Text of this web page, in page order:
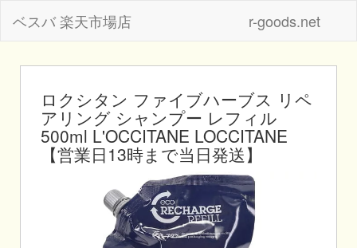
ベスバ 楽天市場店 r-goods.net
ロクシタン ファイブハーブス リペ
アリング シャンプー レフィル
500ml L'OCCITANE LOCCITANE
【営業日13時まで当日発送】